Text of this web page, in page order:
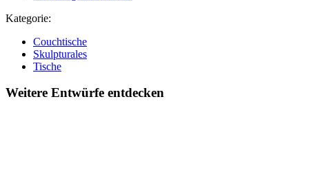
Kategorie:
Couchtische
Skulpturales
Tische
Weitere Entwürfe entdecken